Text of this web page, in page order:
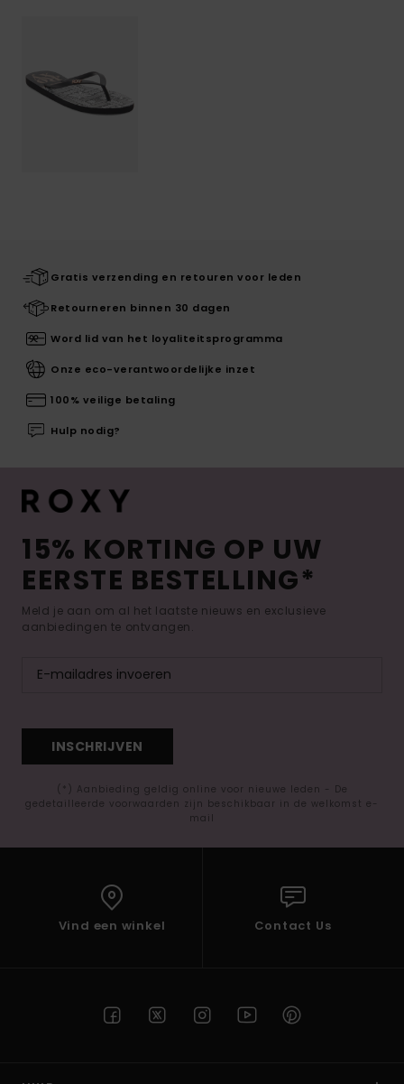
Gratis verzending en retouren voor leden
Retourneren binnen 30 dagen
Word lid van het loyaliteitsprogramma
Onze eco-verantwoordelijke inzet
100% veilige betaling
Hulp nodig?
15% KORTING OP UW
EERSTE BESTELLING*
Meld je aan om al het laatste nieuws en exclusieve
aanbiedingen te ontvangen.
INSCHRIJVEN
(*) Aanbieding geldig online voor nieuwe leden - De
gedetailleerde voorwaarden zijn beschikbaar in de welkomst e-
mail
Vind een winkel Contact Us